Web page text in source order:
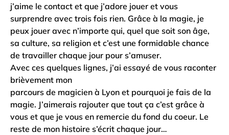
j’aime le contact et que j’adore jouer et vous
surprendre avec trois fois rien. Grâce à la magie, je
peux jouer avec n’importe qui, quel que soit son âge,
sa culture, sa religion et c’est une formidable chance
de travailler chaque jour pour s’amuser.
Avec ces quelques lignes, j’ai essayé de vous raconter
brièvement mon
parcours de magicien à Lyon et pourquoi je fais de la
magie. J’aimerais rajouter que tout ça c’est grâce à
vous et que je vous en remercie du fond du coeur. Le
reste de mon histoire s’écrit chaque jour…